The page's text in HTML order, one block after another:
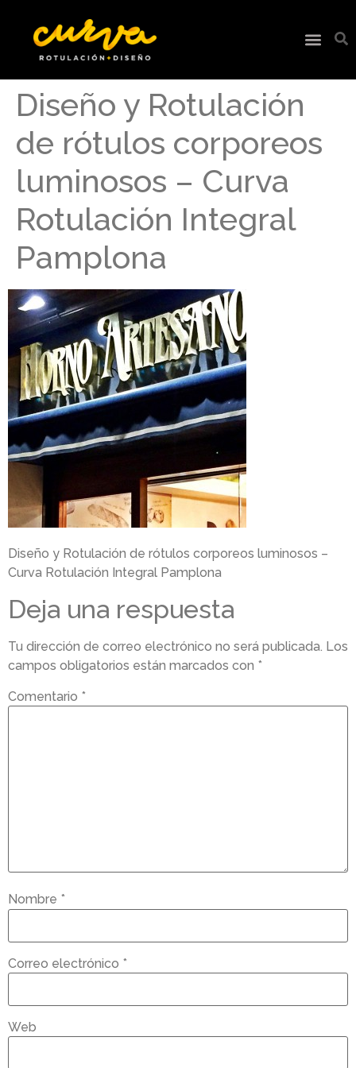
Diseño y Rotulación
de rótulos corporeos
luminosos – Curva
Rotulación Integral
Pamplona
Diseño y Rotulación de rótulos corporeos luminosos –
Curva Rotulación Integral Pamplona
Deja una respuesta
Tu dirección de correo electrónico no será publicada. Los
campos obligatorios están marcados con *
Comentario *
Nombre *
Correo electrónico *
Web